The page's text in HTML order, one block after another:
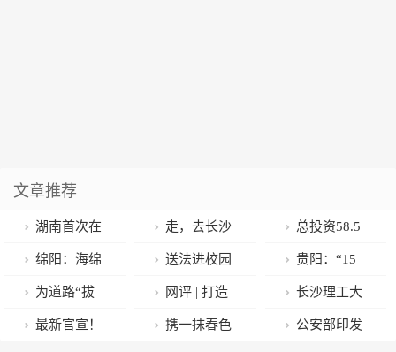
文章推荐
湖南首次在
泌尿外科应用
“天玑”机器
人，精准置入
走，去长沙
乡村拍拍拍！
最高奖金8000
元
总投资58.5
亿元！青岛水
务集团今年将
实施25项重点
绵阳：海绵
城市“会呼
吸”，治水治污
送法进校园
平安伴青春
贵阳：“15
分钟健身圈”让
群众乐享健身
为道路“拔
刺”！菏泽市开
网评 | 打造
儒商“朋友
长沙理工大
学连续八届蝉
最新官宣！ 携一抹春色 公安部印发